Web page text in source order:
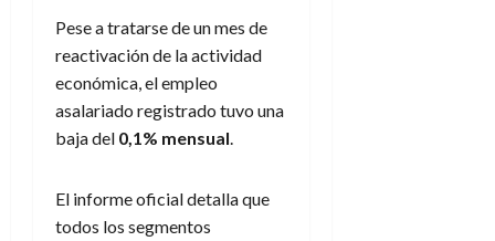
Pese a tratarse de un mes de
reactivación de la actividad
económica, el empleo
asalariado registrado tuvo una
baja del 0,1% mensual
El informe oficial detalla que
todos los segmentos